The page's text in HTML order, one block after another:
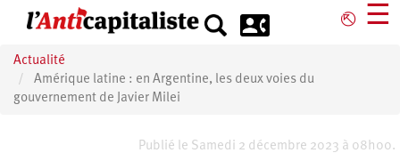
principal
⎋ ☰
Actualité
Amérique latine : en Argentine, les deux voies du
gouvernement de Javier Milei
Publié le Samedi 2 décembre 2023 à 08h00.